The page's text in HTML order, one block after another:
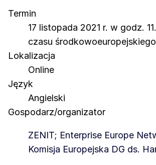
Termin
17 listopada 2021 r. w godz.
czasu środkowoeuropejskiego
Lokalizacja
Online
Język
Angielski
Gospodarz/organizator
ZENIT; Enterprise Europe
Komisja Europejska DG ds.